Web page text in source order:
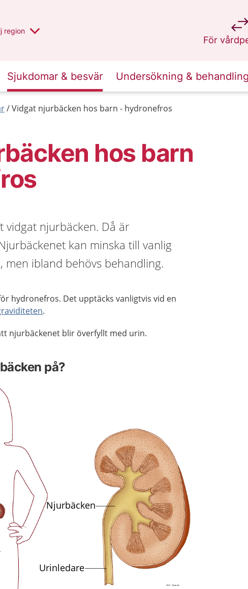
har valt region
en annan
region
För
på
Sjukdomar & besvär Undersökning & behandling
Vidgat njurbäcken hos barn - hydronefros
hos barn
vidgat njurbäcken. Då är
kan minska till vanlig
ibland behövs behandling.
hydronefros. Det upptäcks vanligtvis vid en
.
njurbäckenet blir överfyllt med urin.
på?